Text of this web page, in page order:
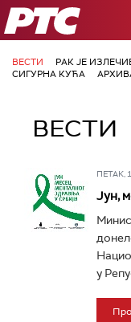
РТС
ВЕСТИ РАК ЈЕ
СИГУРНА КУЋА
ВЕСТИ
ПЕТАК,
Јун,
у